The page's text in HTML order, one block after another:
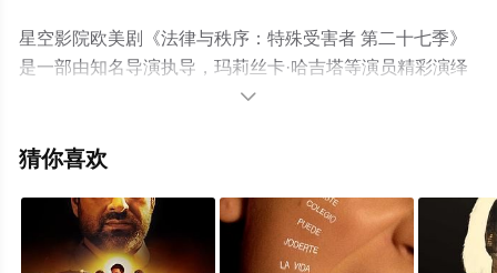
星空影院欧美剧《法律与秩序：特殊受害者 第二十七季》
是一部由知名导演执导，玛莉丝卡·哈吉塔等演员精彩演绎
的美国电视剧，大结局剧情已揭晓（第21集完结），手机
更多相关信息可移步至豆瓣电视剧、电视猫或剧情网等平

猜你喜欢